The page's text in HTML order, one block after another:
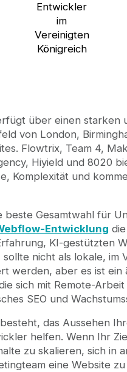
Entwickler
im
Vereinigten
Königreich
über einen starken
von London,
Flowtrix, Team 4,
Hiyield und 8020
Komplexität und
Gesamtwahl für
Entwicklung
KI-gestützten
nicht als lokale, im
werden, aber es ist
sich mit Remote-
SEO und
das Aussehen
helfen. Wenn Ihr
zu skalieren, sich in
eine Website